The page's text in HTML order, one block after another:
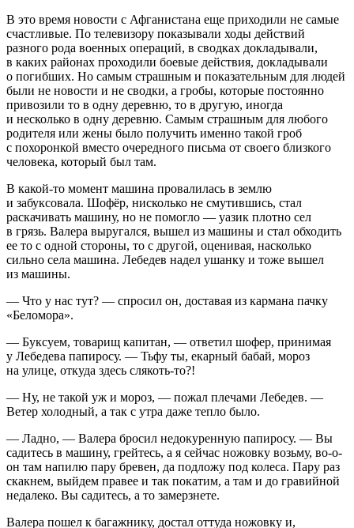
В это время новости с Афганистана еще приходили не самые
счастливые. По телевизору показывали ходы действий
разного рода военных операций, в сводках докладывали,
в каких районах проходили боевые действия, докладывали
о погибших. Но самым страшным и показательным для людей
были не новости и не сводки, а гробы, которые постоянно
привозили то в одну деревню, то в другую, иногда
и несколько в одну деревню. Самым страшным для любого
родителя или жены было получить именно такой гроб
с похоронкой вместо очередного письма от своего близкого
человека, который был там.
В какой-то момент машина провалилась в землю
и забуксовала. Шофёр, нисколько не смутившись, стал
раскачивать машину, но не помогло — уазик плотно сел
в грязь. Валера выругался, вышел из машины и стал обходить
ее то с одной стороны, то с другой, оценивая, насколько
сильно села машина. Лебедев надел ушанку и тоже вышел
из машины.
— Что у нас тут? — спросил он, доставая из кармана пачку
«Беломора».
— Буксуем, товарищ капитан, — ответил шофер, принимая
у Лебедева папиросу. — Тьфу ты, екарный бабай, мороз
на улице, откуда здесь слякоть-то?!
— Ну, не такой уж и мороз, — пожал плечами Лебедев. —
Ветер холодный, а так с утра даже тепло было.
— Ладно, — Валера бросил недокуренную папиросу. — Вы
садитесь в машину, грейтесь, а я сейчас ножовку возьму, во-о-
он там напилю пару бревен, да подложу под колеса. Пару раз
скакнем, выйдем правее и так покатим, а там и до гравийной
недалеко. Вы садитесь, а то замерзнете.
Валера пошел к багажнику, достал оттуда ножовку и,